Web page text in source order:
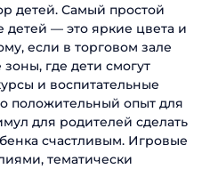
детей. Самый простой
— это яркие цвета и
если в торговом зале
зоны, где дети смогут
и воспитательные
положительный опыт для
для родителей сделать
счастливым. Игровые
тематически